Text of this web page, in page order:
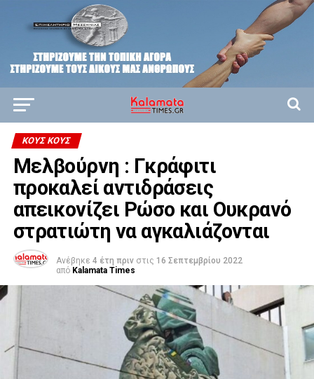
ΚΟΥΣ ΚΟΥΣ
Μελβούρνη : Γκράφιτι
προκαλεί αντιδράσεις
απεικονίζει Ρώσο και Ουκρανό
στρατιώτη να αγκαλιάζονται
Ανέβηκε 4 έτη πριν στις 16 Σεπτεμβρίου 2022
από Kalamata Times